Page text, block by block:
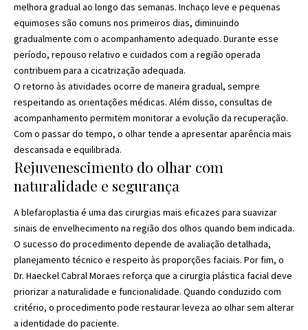
melhora gradual ao longo das semanas. Inchaço leve e pequenas
equimoses são comuns nos primeiros dias, diminuindo
gradualmente com o acompanhamento adequado. Durante esse
período, repouso relativo e cuidados com a região operada
contribuem para a cicatrização adequada.
O retorno às atividades ocorre de maneira gradual, sempre
respeitando as orientações médicas. Além disso, consultas de
acompanhamento permitem monitorar a evolução da recuperação.
Com o passar do tempo, o olhar tende a apresentar aparência mais
descansada e equilibrada.
Rejuvenescimento do olhar com
naturalidade e segurança
A blefaroplastia é uma das cirurgias mais eficazes para suavizar
sinais de envelhecimento na região dos olhos quando bem indicada.
O sucesso do procedimento depende de avaliação detalhada,
planejamento técnico e respeito às proporções faciais. Por fim, o
Dr. Haeckel Cabral Moraes reforça que a cirurgia plástica facial deve
priorizar a naturalidade e funcionalidade. Quando conduzido com
critério, o procedimento pode restaurar leveza ao olhar sem alterar
a identidade do paciente.